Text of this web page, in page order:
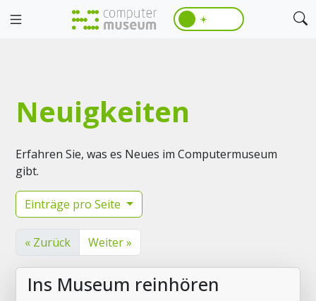
☀️
Neuigkeiten
Erfahren Sie, was es Neues im Computermuseum
gibt.
Einträge pro Seite
« Zurück Weiter »
Ins Museum reinhören